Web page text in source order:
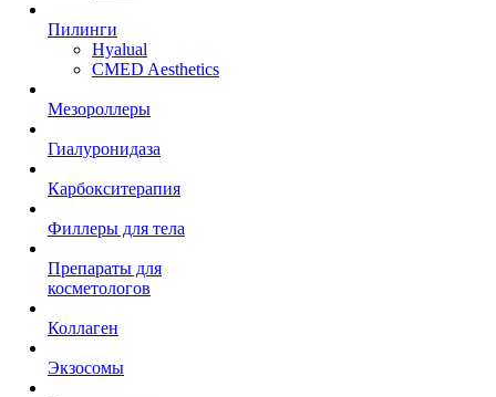
Пилинги
Hyalual
CMED Aesthetics
Мезороллеры
Гиалуронидаза
Карбокситерапия
Филлеры для тела
Препараты для
косметологов
Коллаген
Экзосомы